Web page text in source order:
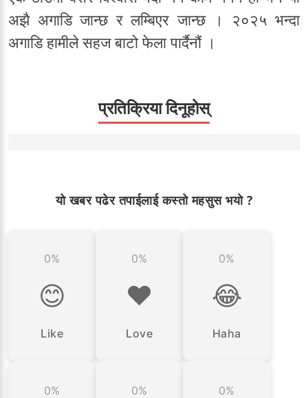
अझै अगाडि जान्छ र लम्बिएर जान्छ । २०२५ भन्दा
अगाडि हामीले सहज बाटो फेला पार्दैनौं ।
प्रतिक्रिया दिनूहोस्
यो खबर पढेर तपाईलाई कस्तो महसुस भयो ?
0%
😊
Like
0%
❤️
Love
0%
😂
Haha
0% 0% 0%